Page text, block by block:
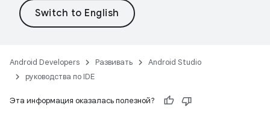
Android Developers Развивать
Android Studio
руководства по IDE
Эта информация оказалась полезной?